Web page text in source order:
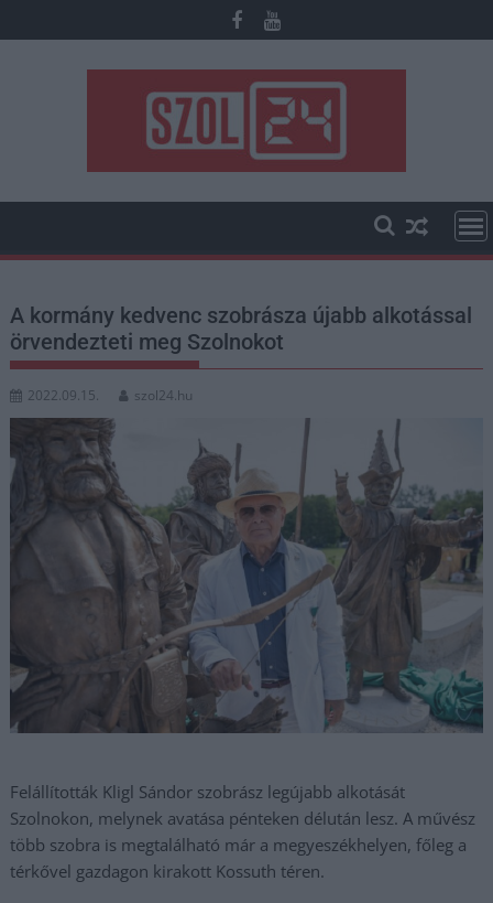
to
A kormány kedvenc szobrásza újabb alkotással
örvendezteti meg Szolnokot
2022.09.15. szol24.hu
Felállították Kligl Sándor szobrász legújabb alkotását
Szolnokon, melynek avatása pénteken délután lesz. A művész
több szobra is megtalálható már a megyeszékhelyen, főleg a
térkővel gazdagon kirakott Kossuth téren.